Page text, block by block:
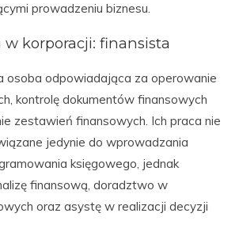
prowadzeniu biznesu.
w korporacji: finansista
osoba odpowiadająca za operowanie
kontrolę dokumentów finansowych
zestawień finansowych. Ich praca nie
jedynie do wprowadzania
księgowego, jednak
finansową, doradztwo w
oraz asystę w realizacji decyzji